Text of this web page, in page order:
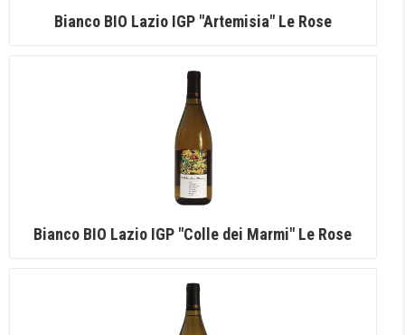
Bianco BIO Lazio IGP "Artemisia" Le Rose
Bianco BIO Lazio IGP "Colle dei Marmi" Le Rose